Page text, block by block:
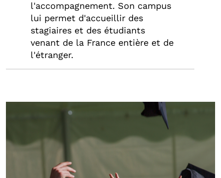
l'accompagnement. Son campus
lui permet d'accueillir des
stagiaires et des étudiants
venant de la France entière et de
l'étranger.